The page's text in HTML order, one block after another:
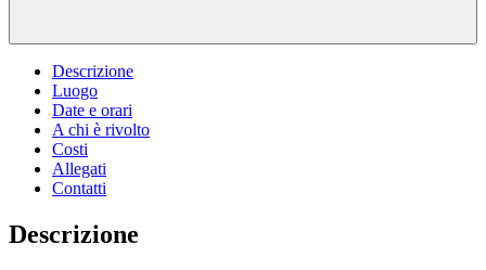
Descrizione
Luogo
Date e orari
A chi è rivolto
Costi
Allegati
Contatti
Descrizione